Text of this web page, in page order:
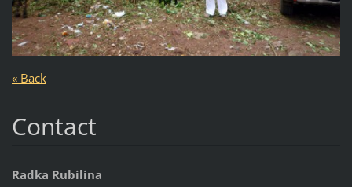
« Back
Contact
Radka Rubilina